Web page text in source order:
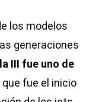
los modelos
generaciones
III fue uno de
que fue el inicio